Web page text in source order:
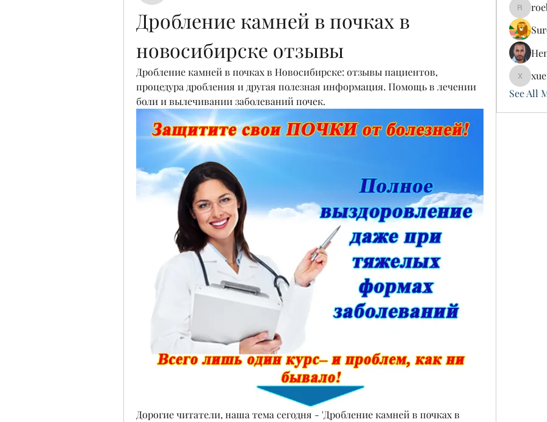
Дробление камней в почках в
новосибирске отзывы
Дробление камней в почках в Новосибирске: отзывы пациентов,
процедура дробления и другая полезная информация. Помощь в лечении
боли и вылечивании заболеваний почек.
Дорогие читатели, наша тема сегодня - 'Дробление камней в почках в
See All